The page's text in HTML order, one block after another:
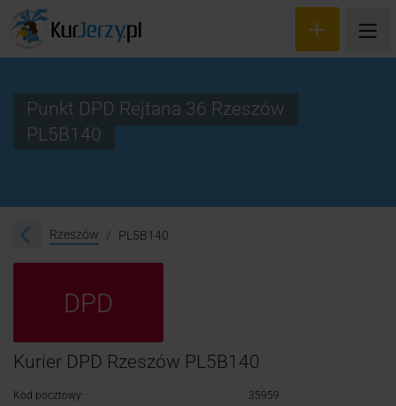
Śledzenie przesyłki
Punkt DPD Rejtana 36 Rzeszów
PL5B140
Rzeszów PL5B140
DPD
Kurier DPD Rzeszów PL5B140
Kod pocztowy:
35959